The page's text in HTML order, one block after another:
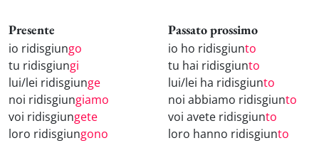
Presente
io ridisgiungo
tu ridisgiungi
lui/lei ridisgiunge
noi ridisgiungiamo
voi ridisgiungete
loro ridisgiungono
Passato prossimo
io ho ridisgiunto
tu hai ridisgiunto
lui/lei ha ridisgiunto
noi abbiamo ridisgiunto
voi avete ridisgiunto
loro hanno ridisgiunto